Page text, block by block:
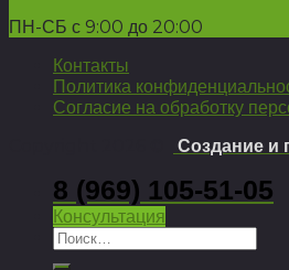
ПН-СБ с 9:00 до 20:00
Контакты
Политика
Согласие на обработку
Создание и
8 (969) 105-51-05
Консультация
Искать: